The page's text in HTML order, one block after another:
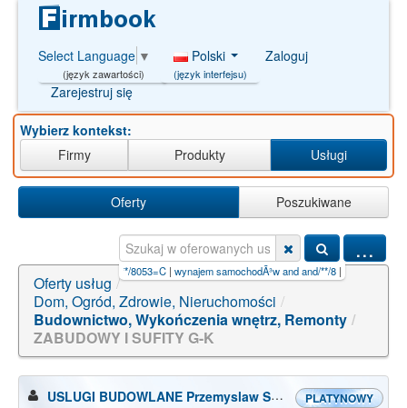
Select Language ▼
(język zawartości)
Polski
(język interfejsu)
Zaloguj
Zarejestruj się
Wybierz kontekst:
Firmy
Produkty Usługi
Oferty Poszukiwane
...
**/8053=C wynajem samochodÃ³w and and/**/8|instal b-b|budowa
Oferty usług /
Dom, Ogród, Zdrowie, Nieruchomości /
Budownictwo, Wykończenia wnętrz, Remonty /
ZABUDOWY I SUFITY G-K
PLATYNOWY
USLUGI BUDOWLANE Przemyslaw Suchecki